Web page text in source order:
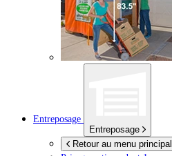
Entreposage
Entreposage
Retour au menu principal